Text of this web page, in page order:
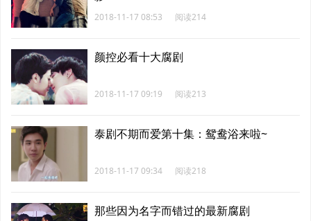
2018-11-17 08:53 阅读214
颜控必看十大腐剧
2018-11-17 09:19 阅读213
泰剧不期而爱第十集：鸳鸯浴来啦~
2018-11-17 09:34 阅读218
那些因为名字而错过的最新腐剧